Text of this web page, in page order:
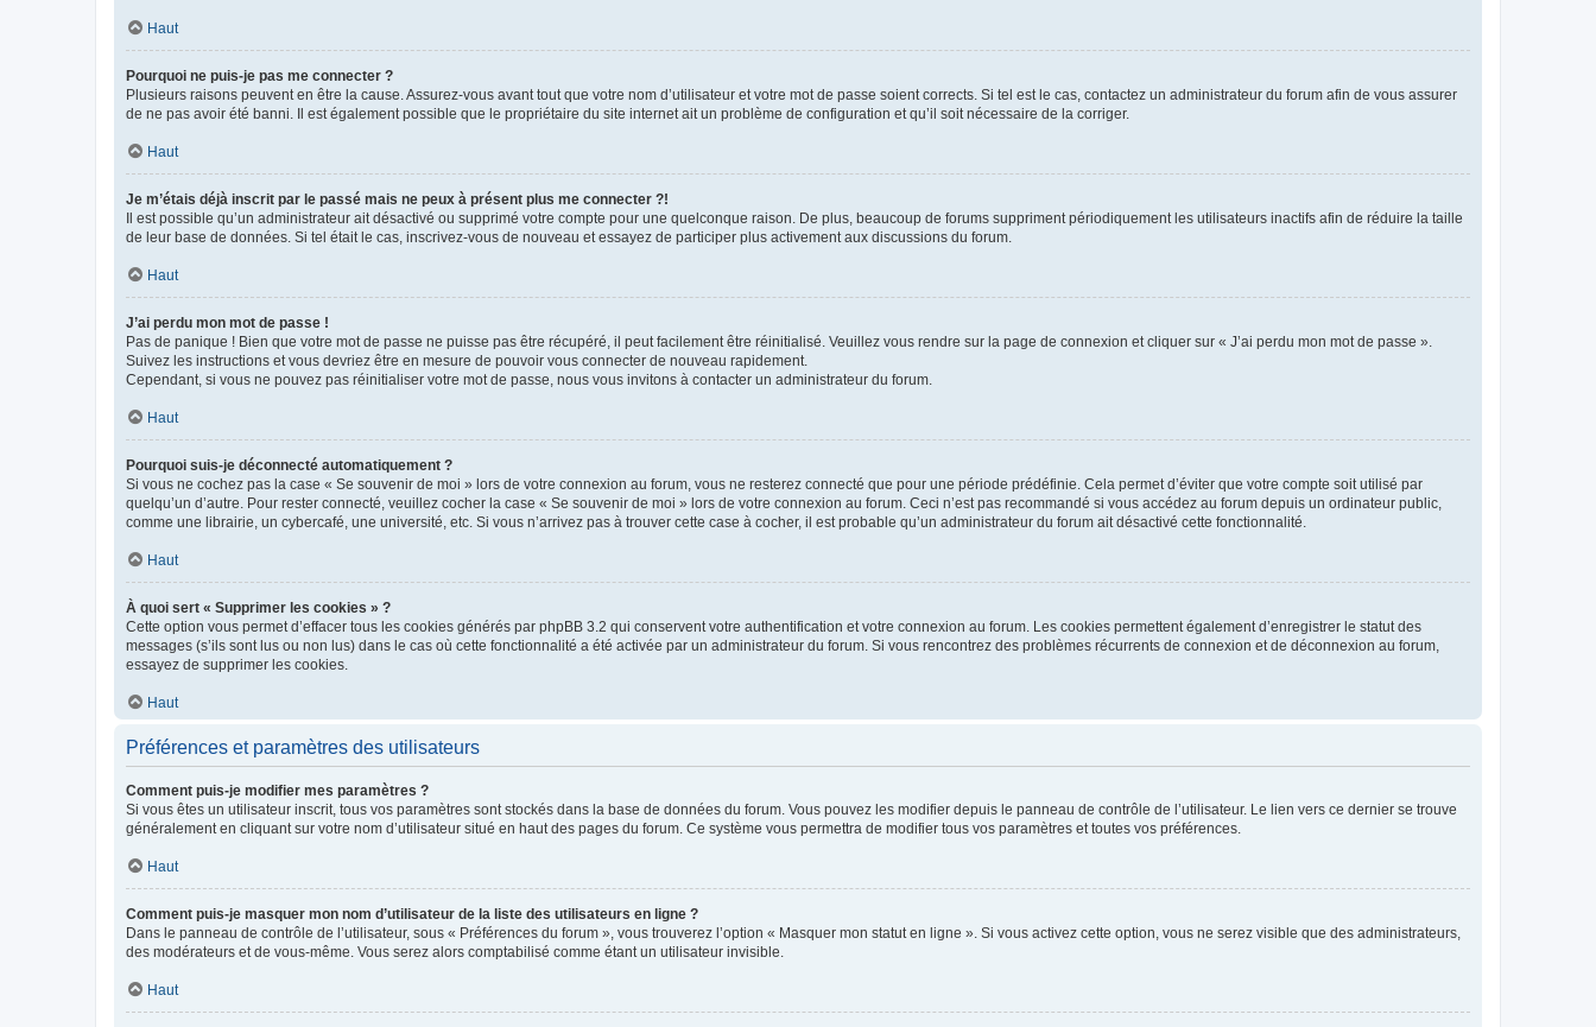
Haut
Pourquoi ne puis-je pas me connecter ?
Plusieurs raisons peuvent en être la cause. Assurez-vous avant tout que votre nom d’utilisateur et votre mot de passe soient corrects. Si tel est le cas, contactez un administrateur du forum afin de vous assurer
de ne pas avoir été banni. Il est également possible que le propriétaire du site internet ait un problème de configuration et qu’il soit nécessaire de la corriger.
Haut
Je m’étais déjà inscrit par le passé mais ne peux à présent plus me connecter ?!
Il est possible qu’un administrateur ait désactivé ou supprimé votre compte pour une quelconque raison. De plus, beaucoup de forums suppriment périodiquement les utilisateurs inactifs afin de réduire la taille
de leur base de données. Si tel était le cas, inscrivez-vous de nouveau et essayez de participer plus activement aux discussions du forum.
Haut
J’ai perdu mon mot de passe !
Pas de panique ! Bien que votre mot de passe ne puisse pas être récupéré, il peut facilement être réinitialisé. Veuillez vous rendre sur la page de connexion et cliquer sur « J’ai perdu mon mot de passe ».
Suivez les instructions et vous devriez être en mesure de pouvoir vous connecter de nouveau rapidement.
Cependant, si vous ne pouvez pas réinitialiser votre mot de passe, nous vous invitons à contacter un administrateur du forum.
Haut
Pourquoi suis-je déconnecté automatiquement ?
Si vous ne cochez pas la case « Se souvenir de moi » lors de votre connexion au forum, vous ne resterez connecté que pour une période prédéfinie. Cela permet d’éviter que votre compte soit utilisé par
quelqu’un d’autre. Pour rester connecté, veuillez cocher la case « Se souvenir de moi » lors de votre connexion au forum. Ceci n’est pas recommandé si vous accédez au forum depuis un ordinateur public,
comme une librairie, un cybercafé, une université, etc. Si vous n’arrivez pas à trouver cette case à cocher, il est probable qu’un administrateur du forum ait désactivé cette fonctionnalité.
Haut
À quoi sert « Supprimer les cookies » ?
Cette option vous permet d’effacer tous les cookies générés par phpBB 3.2 qui conservent votre authentification et votre connexion au forum. Les cookies permettent également d’enregistrer le statut des
messages (s’ils sont lus ou non lus) dans le cas où cette fonctionnalité a été activée par un administrateur du forum. Si vous rencontrez des problèmes récurrents de connexion et de déconnexion au forum,
essayez de supprimer les cookies.
Haut
Préférences et paramètres des utilisateurs
Comment puis-je modifier mes paramètres ?
Si vous êtes un utilisateur inscrit, tous vos paramètres sont stockés dans la base de données du forum. Vous pouvez les modifier depuis le panneau de contrôle de l’utilisateur. Le lien vers ce dernier se trouve
généralement en cliquant sur votre nom d’utilisateur situé en haut des pages du forum. Ce système vous permettra de modifier tous vos paramètres et toutes vos préférences.
Haut
Comment puis-je masquer mon nom d’utilisateur de la liste des utilisateurs en ligne ?
Dans le panneau de contrôle de l’utilisateur, sous « Préférences du forum », vous trouverez l’option « Masquer mon statut en ligne ». Si vous activez cette option, vous ne serez visible que des administrateurs,
des modérateurs et de vous-même. Vous serez alors comptabilisé comme étant un utilisateur invisible.
Haut